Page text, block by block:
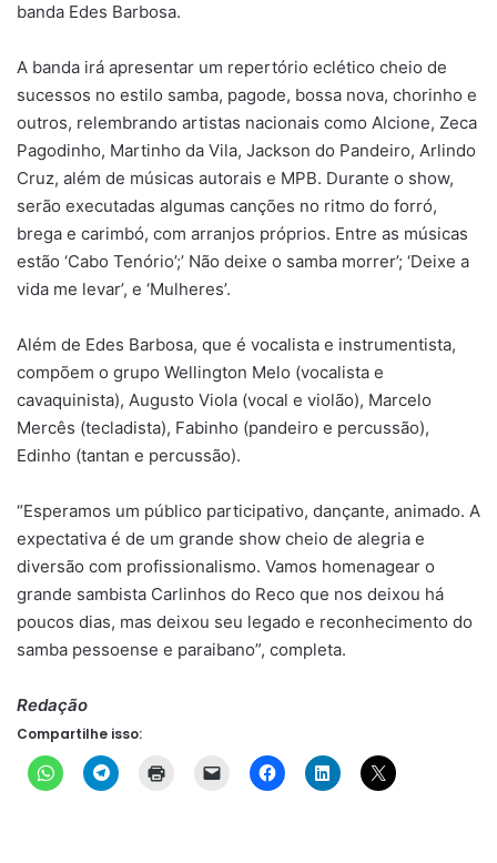
banda Edes Barbosa.
A banda irá apresentar um repertório eclético cheio de
sucessos no estilo samba, pagode, bossa nova, chorinho e
outros, relembrando artistas nacionais como Alcione, Zeca
Pagodinho, Martinho da Vila, Jackson do Pandeiro, Arlindo
Cruz, além de músicas autorais e MPB. Durante o show,
serão executadas algumas canções no ritmo do forró,
brega e carimbó, com arranjos próprios. Entre as músicas
estão ‘Cabo Tenório’;’ Não deixe o samba morrer’; ‘Deixe a
vida me levar’, e ‘Mulheres’.
Além de Edes Barbosa, que é vocalista e instrumentista,
compõem o grupo Wellington Melo (vocalista e
cavaquinista), Augusto Viola (vocal e violão), Marcelo
Mercês (tecladista), Fabinho (pandeiro e percussão),
Edinho (tantan e percussão).
“Esperamos um público participativo, dançante, animado. A
expectativa é de um grande show cheio de alegria e
diversão com profissionalismo. Vamos homenagear o
grande sambista Carlinhos do Reco que nos deixou há
poucos dias, mas deixou seu legado e reconhecimento do
samba pessoense e paraibano”, completa.
Redação
Compartilhe isso: